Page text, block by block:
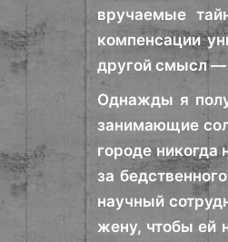
вручаемые
компенсации
другой смысл —
Однажды я
занимающие
городе никогда
за
научный
жену, чтобы ей